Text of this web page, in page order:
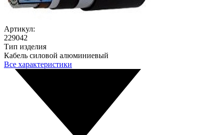
Артикул:
229042
Тип изделия
Кабель силовой алюминиевый
Все характеристики